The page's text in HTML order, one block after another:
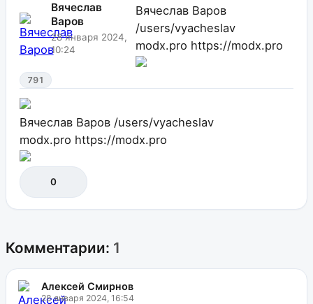
Вячеслав
Варов
28 января 2024,
10:24
Вячеслав Варов
/users/vyacheslav
modx.pro https://modx.pro
791
Вячеслав Варов /users/vyacheslav
modx.pro https://modx.pro
0
Комментарии: 1
Алексей Смирнов
28 января 2024, 16:54